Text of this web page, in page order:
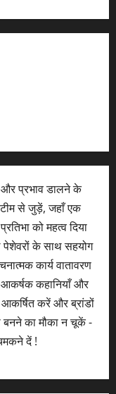
प्रभाव डालने के
से जुड़ें, जहाँ एक
को महत्व दिया
पेशेवरों के साथ सहयोग
कार्य वातावरण
कहानियाँ और
करें और ब्रांडों
बनने का मौका न चूकें -
दें !